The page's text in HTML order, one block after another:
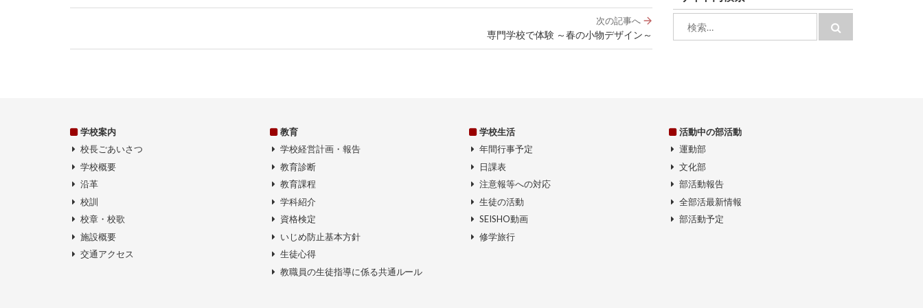
ナ
ゲ
次の記事へ
専門学校で体験 ～春の小物デザイン～
索
学校案内
校長ごあいさつ
学校概要
沿革
校訓
校章・校歌
施設概要
交通アクセス
教育
学校経営計画・報告
教育診断
教育課程
学科紹介
資格検定
いじめ防止基本方針
生徒心得
教職員の生徒指導に係る共通ルール
学校生活
年間行事予定
日課表
注意報等への対応
生徒の活動
SEISHO動画
修学旅行
活動中の部活動
運動部
文化部
部活動報告
全部活最新情報
部活動予定